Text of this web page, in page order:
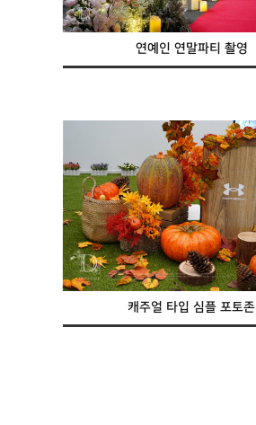
연예인 연말파티 촬영
캐주얼 타입 심플 포토존